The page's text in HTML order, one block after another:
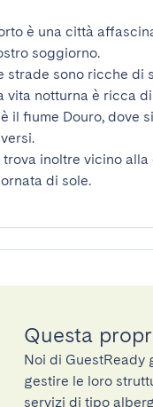
è una città
soggiorno.
strade sono ricche di
vita notturna è ricca
il fiume Douro, dove
trova inoltre vicino
di sole.
Questa
Noi di GuestReady
gestire le loro
servizi di tipo